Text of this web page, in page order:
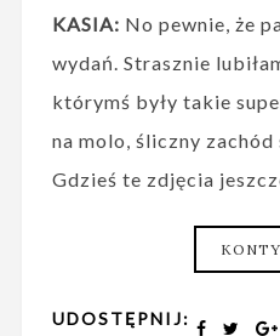
KASIA: No pewnie, że
wydań. Strasznie
którymś były takie
na molo, śliczny zachód
Gdzieś te zdjęcia
UDOSTĘPNIJ: